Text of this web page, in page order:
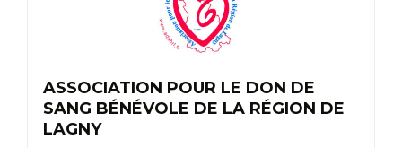
ASSOCIATION POUR LE DON DE
SANG BÉNÉVOLE DE LA RÉGION DE
LAGNY